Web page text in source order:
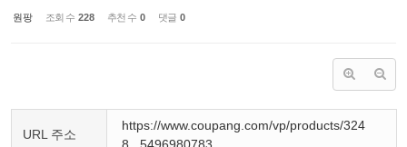
원팡 조회 수 228 추천 수 0 댓글 0
URL 주소
https://www.coupang.com/vp/products/324